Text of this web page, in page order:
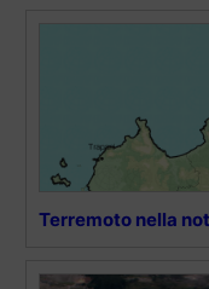
Terremoto nella